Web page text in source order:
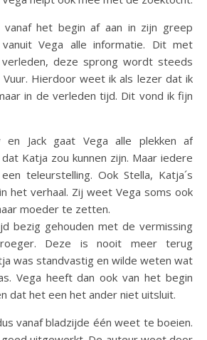
het begin af aan in zijn greep
Vega alle informatie. Dit met
deze sprong wordt steeds
Hierdoor weet ik als lezer dat ik
in de verleden tijd. Dit vond ik fijn
en Jack gaat Vega alle plekken af
Katja zou kunnen zijn. Maar iedere
teleurstelling. Ook Stella, Katja´s
het verhaal. Zij weet Vega soms ook
moeder te zetten.
bezig gehouden met de vermissing
Deze is nooit meer terug
was standvastig en wilde weten wat
Vega heeft dan ook van het begin
dat het een het ander niet uitsluit.
vanaf bladzijde één weet te boeien.